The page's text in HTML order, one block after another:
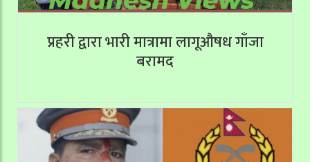
प्रहरी द्वारा भारी मात्रामा लागूऔषध गाँजा
बरामद